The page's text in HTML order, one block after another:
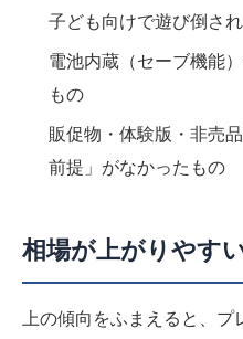
子ども向けで遊び倒さ
電池内蔵（セーブ機能
もの
販促物・体験版・非売
前提」がなかったもの
相場が上がりやす
上の傾向をふまえると、プ